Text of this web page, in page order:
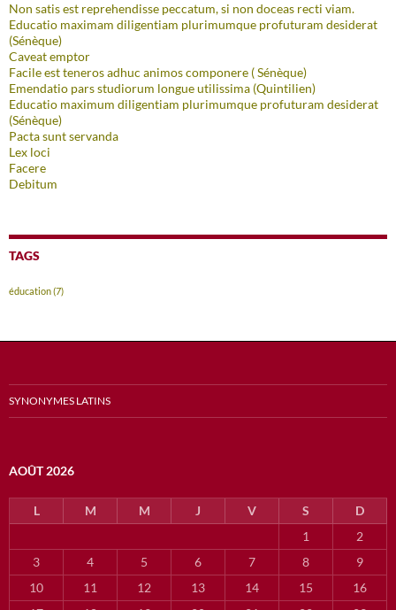
Non satis est reprehendisse peccatum, si non doceas recti viam.
Educatio maximam diligentiam plurimumque profuturam desiderat
(Sénèque)
Caveat emptor
Facile est teneros adhuc animos componere ( Sénèque)
Emendatio pars studiorum longue utilissima (Quintilien)
Educatio maximum diligentiam plurimumque profuturam desiderat
(Sénèque)
Pacta sunt servanda
Lex loci
Facere
Debitum
TAGS
éducation(7)
SYNONYMES LATINS
AOÛT 2026
L M M J V S
D
1
2
3
4 5 6 7 8
9
10
11 12 13 14 15
16